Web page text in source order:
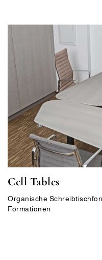
Cell Tables
Organische
Formationen